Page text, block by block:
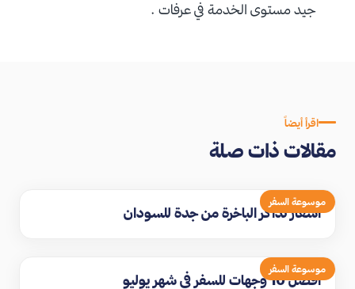
جيد مستوى الخدمة في عرفات .
اقرأ أيضاً
مقالات ذات صلة
موسوعة السفر
اسعار تذاكر الباخرة من جدة للسودان
موسوعة السفر
افضل 10 وجهات للسفر في شهر يوليو